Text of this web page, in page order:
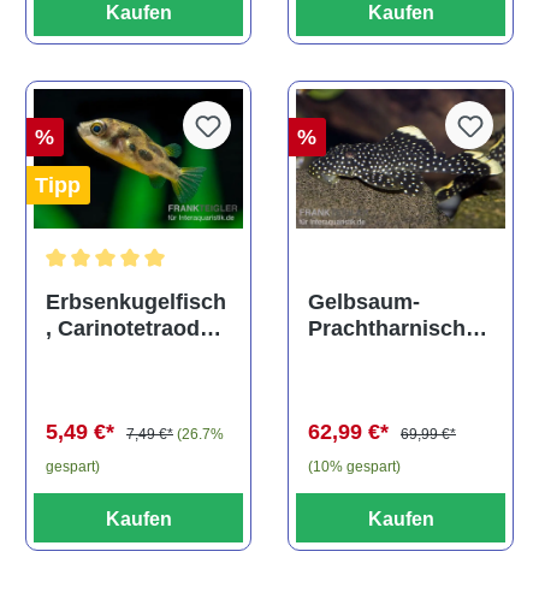
Kaufen Kaufen
%
Tipp
Erbsenkugelfisch
, Carinotetraodon
5,49 €* 7,49 €* (26.7%
gespart)
Kaufen
%
Gelbsaum-
Prachtharnischw
62,99 €*
69,99 €*
(10% gespart)
Kaufen